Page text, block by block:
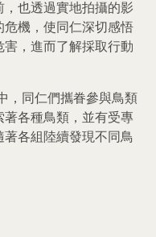
也透過實地拍攝的影
危機，使同仁深切感悟
害，進而了解採取行動
，同仁們攜眷參與鳥類
各種鳥類，並有受專
各組陸續發現不同鳥